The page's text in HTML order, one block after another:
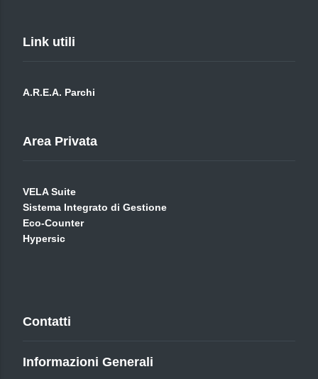
Link utili
A.R.E.A. Parchi
Area Privata
VELA Suite
Sistema Integrato di Gestione
Eco-Counter
Hypersic
Contatti
Informazioni Generali